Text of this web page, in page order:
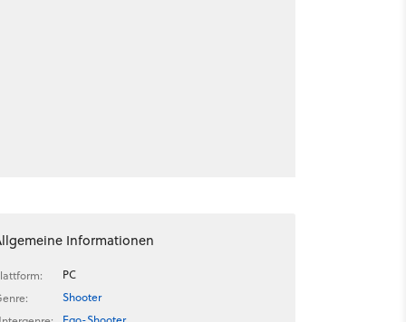
Informationen
PC
Shooter